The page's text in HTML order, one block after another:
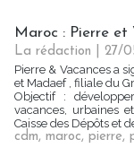
Maroc : Pierre et
La rédaction | 27/
Pierre & Vacances a
et Madaef , filiale du
Objectif :
vacances, urbaines
Caisse des Dépôts et
cdm, maroc, pierre,